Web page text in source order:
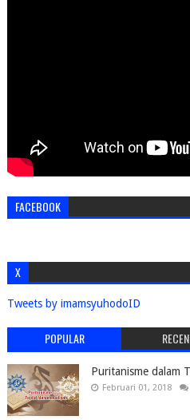
FACEBOOK
X
Tweets by imamsyuhodoID
POPULAR
Puritanisme dalam
Februari 01, 2018